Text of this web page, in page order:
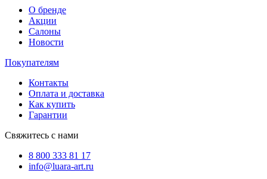
О бренде
Акции
Салоны
Новости
Покупателям
Контакты
Оплата и доставка
Как купить
Гарантии
Свяжитесь с нами
8 800 333 81 17
info@luara-art.ru